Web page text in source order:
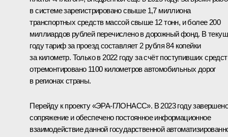
в системе зарегистрировано свыше 1,7 миллиона
транспортных средств массой свыше 12 тонн, и более 200
миллиардов рублей перечислено в дорожный фонд. В
году тариф за проезд составляет 2 рубля 84 копейки
за километр. Только в 2022 году за счёт поступивших
отремонтировано 1100 километров автомобильных дорог
в регионах страны.
Перейду к проекту «ЭРА-ГЛОНАСС». В 2023 году завершено
сопряжение и обеспечено постоянное информационное
взаимодействие данной государственной